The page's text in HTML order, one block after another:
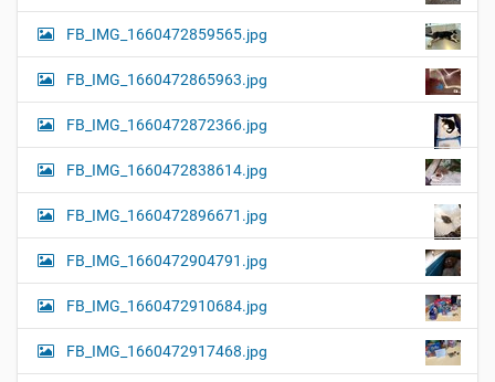
FB_IMG_1660472859565.jpg
FB_IMG_1660472865963.jpg
FB_IMG_1660472872366.jpg
FB_IMG_1660472838614.jpg
FB_IMG_1660472896671.jpg
FB_IMG_1660472904791.jpg
FB_IMG_1660472910684.jpg
FB_IMG_1660472917468.jpg